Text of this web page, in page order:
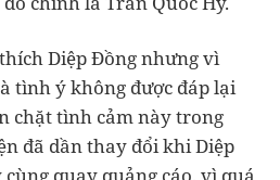
Diệp Đồng nhưng vì
tình ý không được đáp lại
chặt tình cảm này trong
đã dần thay đổi khi Diệp